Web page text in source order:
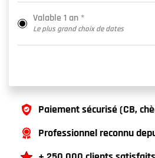
Valable 1 an *
Le plus grand choix de dates
Paiement sécurisé (CB,
Professionnel reconnu